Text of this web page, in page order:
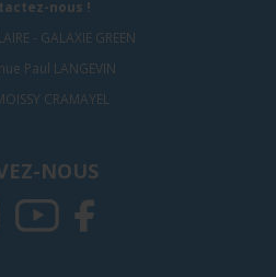
nous !
- GALAXIE GREEN
Paul LANGEVIN
CRAMAYEL
NOUS